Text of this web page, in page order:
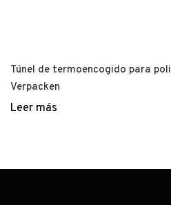
Túnel de termoencogido para
Verpacken
Leer más